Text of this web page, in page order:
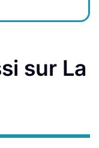
sur La